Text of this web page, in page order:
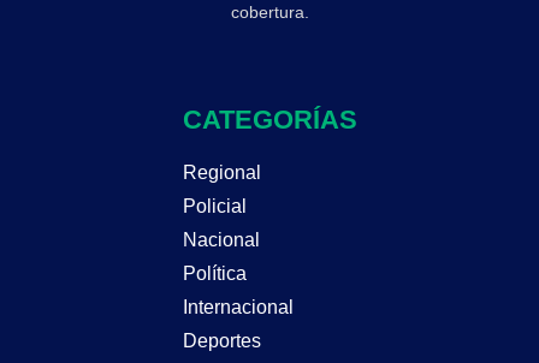
cobertura.
CATEGORÍAS
Regional
Policial
Nacional
Política
Internacional
Deportes